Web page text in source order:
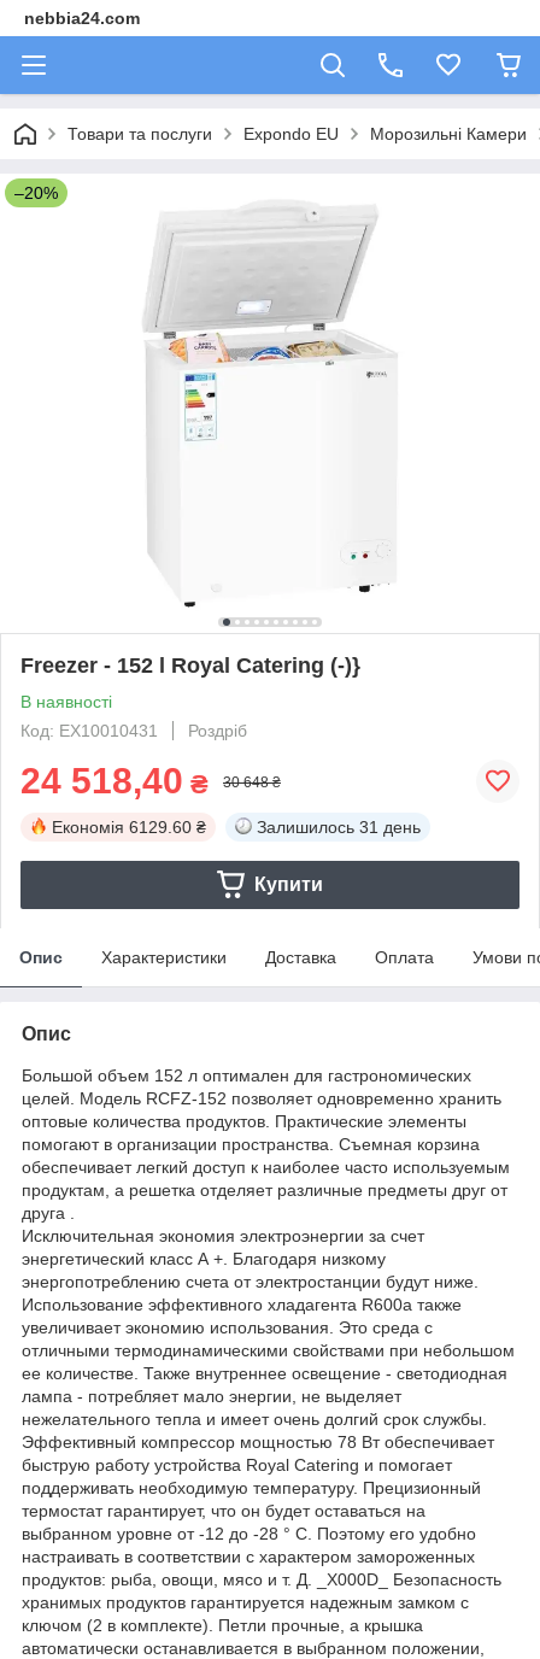
nebbia24.com
Товари та послуги Expondo EU Морозильні Камери
–20%
Freezer - 152 l Royal Catering (-)}
В наявності
Код: EX10010431
Роздріб
24 518,40 ₴ 30 648 ₴
Економія 6129.60 ₴ Залишилось 31 день
Купити
Опис Характеристики Доставка Оплата Умови
Опис
Большой объем 152 л оптимален для гастрономических
целей. Модель RCFZ-152 позволяет одновременно хранить
оптовые количества продуктов. Практические элементы
помогают в организации пространства. Съемная корзина
обеспечивает легкий доступ к наиболее часто используемым
продуктам, а решетка отделяет различные предметы друг от
друга .
Исключительная экономия электроэнергии за счет
энергетический класс А +. Благодаря низкому
энергопотреблению счета от электростанции будут ниже.
Использование эффективного хладагента R600a также
увеличивает экономию использования. Это среда с
отличными термодинамическими свойствами при небольшом
ее количестве. Также внутреннее освещение - светодиодная
лампа - потребляет мало энергии, не выделяет
нежелательного тепла и имеет очень долгий срок службы.
Эффективный компрессор мощностью 78 Вт обеспечивает
быструю работу устройства Royal Catering и помогает
поддерживать необходимую температуру. Прецизионный
термостат гарантирует, что он будет оставаться на
выбранном уровне от -12 до -28 ° C. Поэтому его удобно
настраивать в соответствии с характером замороженных
продуктов: рыба, овощи, мясо и т. Д. _X000D_ Безопасность
хранимых продуктов гарантируется надежным замком с
ключом (2 в комплекте). Петли прочные, а крышка
автоматически останавливается в выбранном положении,